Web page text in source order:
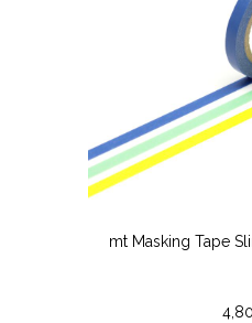
mt Masking Tape